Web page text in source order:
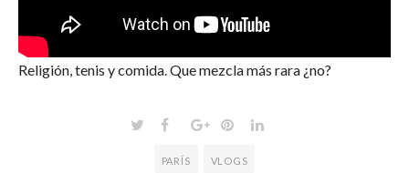
Religión, tenis y comida. Que mezcla más rara ¿no?
PARÍS VLOGS